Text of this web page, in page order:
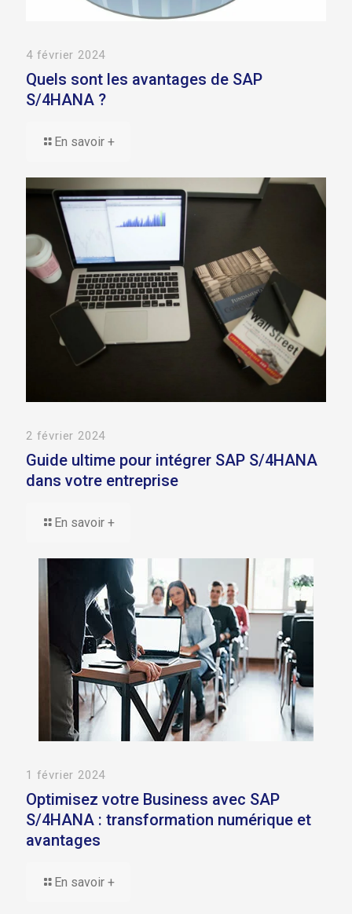
4 février 2024
Quels sont les avantages de SAP
S/4HANA ?
En savoir +
2 février 2024
Guide ultime pour intégrer SAP S/4HANA
dans votre entreprise
En savoir +
1 février 2024
Optimisez votre Business avec SAP
S/4HANA : transformation numérique et
avantages
En savoir +